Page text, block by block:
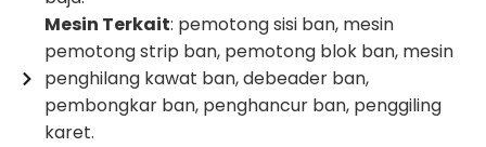
Mesin Terkait: pemotong sisi ban, mesin
pemotong strip ban, pemotong blok ban, mesin
penghilang kawat ban, debeader ban,
pembongkar ban, penghancur ban, penggiling
karet.